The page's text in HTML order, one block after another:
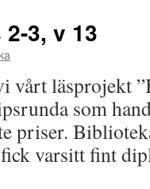
3, v 13
vårt läsprojekt
som
priser.
fick varsitt fint